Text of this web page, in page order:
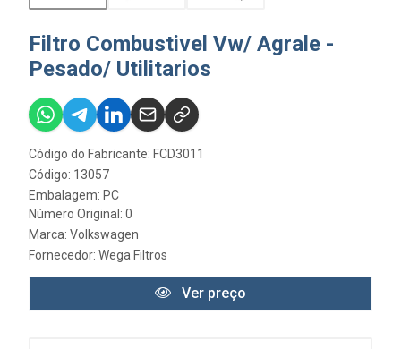
Filtro Combustivel Vw/ Agrale -
Pesado/ Utilitarios
Código do Fabricante: FCD3011
Código: 13057
Embalagem: PC
Número Original: 0
Marca: Volkswagen
Fornecedor: Wega Filtros
Ver preço